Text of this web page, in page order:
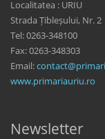
Localitatea : URIU
Strada Țibleșului, Nr. 2
Tel: 0263-348100
Fax: 0263-348303
Email:
www.primariauriu.ro
Newsletter